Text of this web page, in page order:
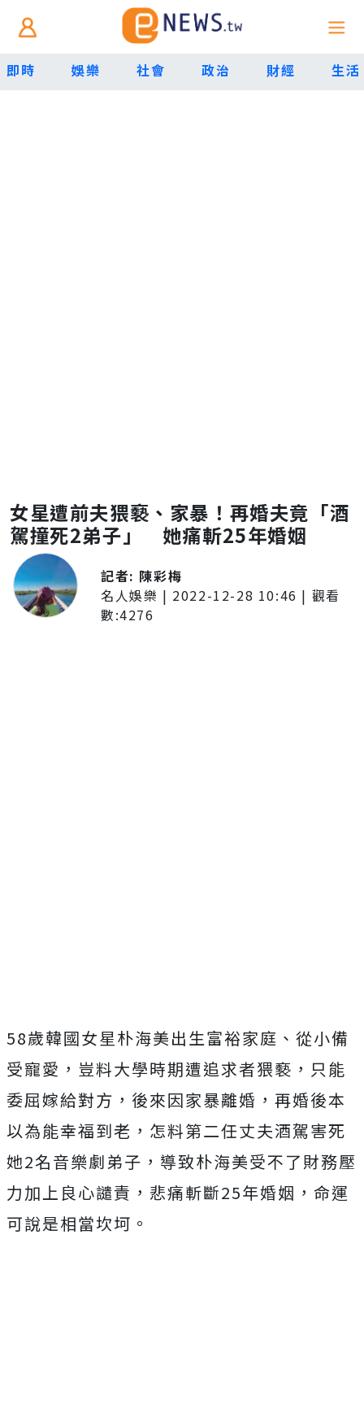
即時 娛樂 社會 政治 財經 生活
女星遭前夫猥褻、家暴！再婚夫竟「酒
駕撞死2弟子」 她痛斬25年婚姻
記者: 陳彩梅
名人娛樂 | 2022-12-28 10:46 | 觀看
數:4276
58歲韓國女星朴海美出生富裕家庭、從小備
受寵愛，豈料大學時期遭追求者猥褻，只能
委屈嫁給對方，後來因家暴離婚，再婚後本
以為能幸福到老，怎料第二任丈夫酒駕害死
她2名音樂劇弟子，導致朴海美受不了財務壓
力加上良心譴責，悲痛斬斷25年婚姻，命運
可說是相當坎坷。